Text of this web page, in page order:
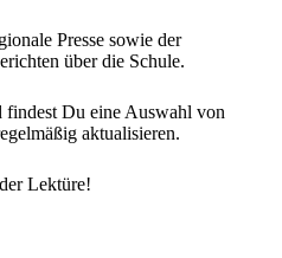
Presse sowie der
über die Schule.
Du eine Auswahl von
aktualisieren.
Lektüre!